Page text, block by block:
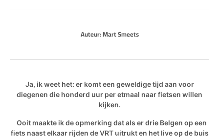
Auteur:Mart Smeets
Ja, ik weet het: er komt een geweldige tijd aan voor
diegenen die honderd uur per etmaal naar fietsen willen
kijken.
Ooit maakte ik de opmerking dat als er drie Belgen op een
fiets naast elkaar rijden de VRT uitrukt en het live op de buis